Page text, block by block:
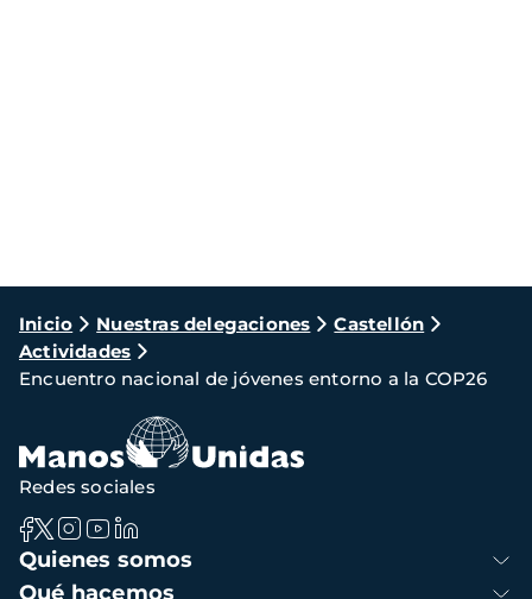
Ruta
de
navegación
Inicio Nuestras delegaciones
Castellón
Actividades
Encuentro nacional de jóvenes entorno a la COP26
Navegación
principal
Quienes somos
Qué hacemos
Redes sociales